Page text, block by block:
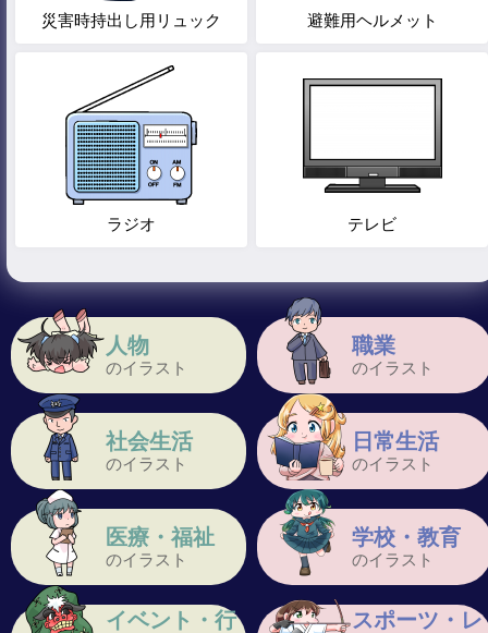
人物
のイラスト
職業
のイラスト
社会生活
のイラスト
日常生活
のイラスト
医療・福祉
のイラスト
学校・教育
のイラスト
イベント・行
スポーツ・レ
災害時持出し用リュック 避難用ヘルメット
ラジオ テレビ